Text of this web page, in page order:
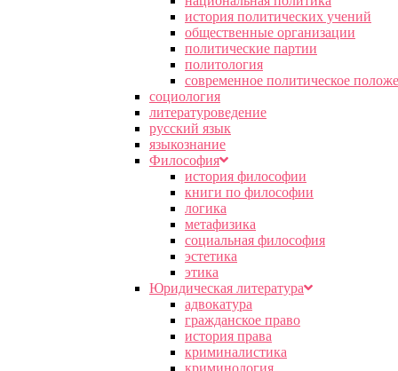
история политических учений
общественные организации
политические партии
политология
современное политическое
социология
литературоведение
русский язык
языкознание
Философия
история философии
книги по философии
логика
метафизика
социальная философия
эстетика
этика
Юридическая литература
адвокатура
гражданское право
история права
криминалистика
криминология